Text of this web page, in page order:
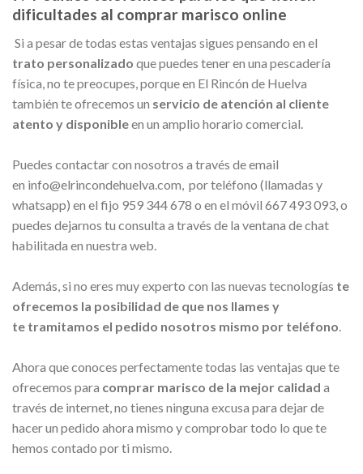
dificultades al comprar marisco online
Si a pesar de todas estas ventajas sigues pensando en el
trato personalizado que puedes tener en una pescadería
física, no te preocupes, porque en El Rincón de Huelva
también te ofrecemos un servicio de atención al cliente
atento y disponibleen un amplio horario comercial.
Puedes contactar con nosotros a través de email
en info@elrincondehuelva.com, por teléfono (llamadas y
whatsapp) en el fijo 959 344 678 o en el móvil 667 493 093, o
puedes dejarnos tu consulta a través de la ventana de chat
habilitada en nuestra web.
Además, si no eres muy experto con las nuevas tecnologías te
ofrecemos la posibilidad de que nos llames y
te tramitamos el pedido nosotros mismo por teléfono.
Ahora que conoces perfectamente todas las ventajas que te
ofrecemos para comprar marisco de la mejor calidad a
través de internet, no tienes ninguna excusa para dejar de
hacer un pedido ahora mismo y comprobar todo lo que te
hemos contado por ti mismo.